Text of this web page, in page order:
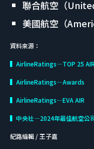
聯合航空（
美國航空（
資料來源：
▍AirlineRatings—TOP 25
▍AirlineRatings—Awards
▍AirlineRatings—EVA AIR
▍中央社—2024年最佳航空公
紀路編輯 / 王子嘉